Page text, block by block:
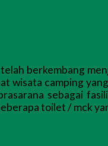
berkembang
wisata camping
sebagai
toilet / mck